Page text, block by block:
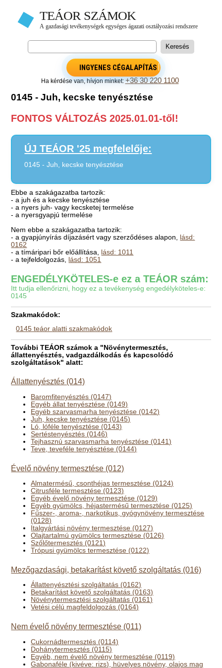
INGYENES CÉGALAPÍTÁS
Ha kérdése van, hívjon minket:+36 30 220 1100
0145 - Juh, kecske tenyésztése
FONTOS VÁLTOZÁS 2025.01.01-től!
ÚJ TEÁOR '25 megfelelője:
0145 - Juh, kecske tenyésztése
Ebbe a szakágazatba tartozik:
- a juh és a kecske tenyésztése
- a nyers juh- vagy kecsketej termelése
- a nyersgyapjú termelése
Nem ebbe a szakágazatba tartozik:
- a gyapjúnyírás díjazásért vagy szerződéses alapon, lásd:
0162
- a tímáripari bőr előállítása, lásd: 1011
- a tejfeldolgozás, lásd: 1051
ENGEDÉLYKÖTELES-e ez a TEÁOR szám:
Itt tudja ellenőrizni, hogy ez a tevékenység engedélyköteles-e:
0145
Szakmakódok:
0145 teáor alatti szakmakódok
További TEÁOR számok a "Növénytermesztés,
állattenyésztés, vadgazdálkodás és kapcsolódó
szolgáltatások" alatt:
Állattenyésztés (014)
Baromfitenyésztés (0147)
Egyéb állat tenyésztése (0149)
Egyéb szarvasmarha tenyésztése (0142)
Juh, kecske tenyésztése (0145)
Ló, lóféle tenyésztése (0143)
Sertéstenyésztés (0146)
Tejhasznú szarvasmarha tenyésztése (0141)
Teve, teveféle tenyésztése (0144)
Évelő növény termesztése (012)
Almatermésű, csonthéjas termesztése (0124)
Citrusféle termesztése (0123)
Egyéb évelő növény termesztése (0129)
Egyéb gyümölcs, héjastermésű termesztése (0125)
Fűszer-, aroma-, narkotikus, gyógynövény termesztése
(0128)
Italgyártási növény termesztése (0127)
Olajtartalmú gyümölcs termesztése (0126)
Szőlőtermesztés (0121)
Trópusi gyümölcs termesztése (0122)
Mezőgazdasági, betakarítást követő szolgáltatás (016)
Állattenyésztési szolgáltatás (0162)
Betakarítást követő szolgáltatás (0163)
Növénytermesztési szolgáltatás (0161)
Vetési célú magfeldolgozás (0164)
Nem évelő növény termesztése (011)
Cukornádtermesztés (0114)
Dohánytermesztés (0115)
Egyéb, nem évelő növény termesztése (0119)
Gabonaféle (kivéve: rizs), hüvelyes növény, olajos mag